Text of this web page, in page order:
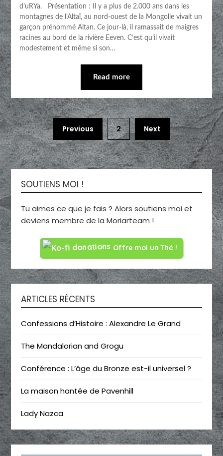
d’uRYa. Présentation : Il y a plus de 2.000 ans dans les
montagnes de l’Altaï, au nord-ouest de la Mongolie vivait un
garçon prénommé Altan. Ce jour-là, il ramassait de maigres
racines au bord de la rivière Eeven. C’est qu’il vivait
modestement et même si son…
Read more
Previous 2 Next
SOUTIENS MOI !
Tu aimes ce que je fais ? Alors soutiens moi et
deviens membre de la Moriarteam !
Offre moi un Thé !
ARTICLES RÉCENTS
Confessions d’Histoire : Alexandre Le Grand
The Mandalorian and Grogu
Conférence : L’âge du Bronze est-il universel ?
La maison hantée de Pavenhill
Lady Nazca